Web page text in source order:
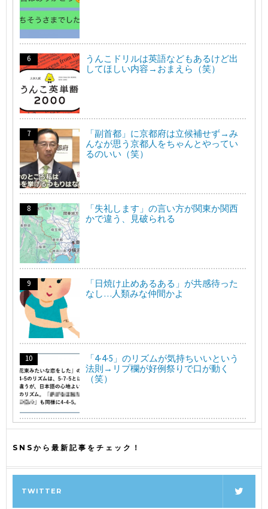
うんこドリルは英語などもあるけど出
してほしい内容→おまえら（笑）
「副首都」に京都府は立候補せず→み
んなが思う京都人をちゃんとやってい
るのいい（笑）
「失礼します」の言い方が関東か関西
かで違う、見破られる
「日焼け止めあるある」が共感待った
なし…人類みな仲間かよ
「4-4-5」のリズムが気持ちいいという
法則→リプ欄が好例祭りで口が動く
（笑）
SNSから最新記事をチェック！
TWITTER